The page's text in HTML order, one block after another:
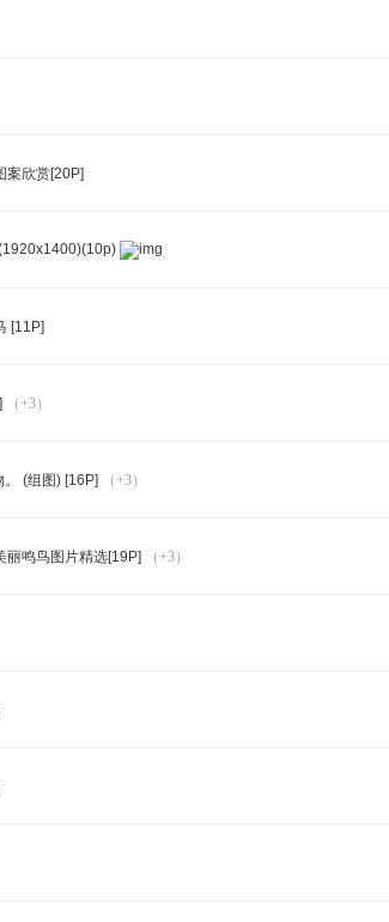
案欣赏[20P]
[11P]
（+3）
。 (组图) [16P] （+3）
丽鸣鸟图片精选[19P] （+3）